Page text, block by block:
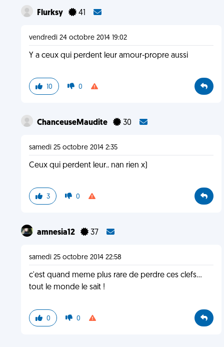
Flurksy 41
vendredi 24 octobre 2014 19:02
Y a ceux qui perdent leur amour-propre aussi
10 0
ChanceuseMaudite 30
samedi 25 octobre 2014 2:35
Ceux qui perdent leur.. nan rien x)
3 0
amnesia12 37
samedi 25 octobre 2014 22:58
c'est quand meme plus rare de perdre ces clefs...
tout le monde le sait !
0 0